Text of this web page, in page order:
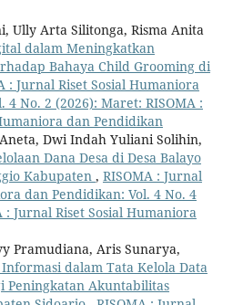
Ully Arta Silitonga, Risma Anita
dalam Meningkatkan
Bahaya Child Grooming di
: Jurnal Riset Sosial Humaniora
4 No. 2 (2026): Maret: RISOMA :
dan Pendidikan
Dwi Indah Yuliani Solihin,
Dana Desa di Desa Balayo
Kabupaten , RISOMA : Jurnal
dan Pendidikan: Vol. 4 No. 4
: Jurnal Riset Sosial Humaniora
Pramudiana, Aris Sunarya,
dalam Tata Kelola Data
Peningkatan Akuntabilitas